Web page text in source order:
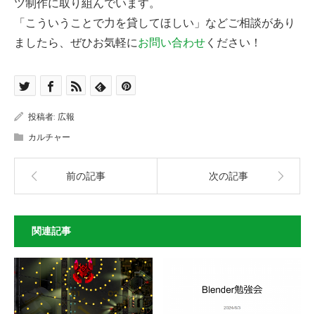
ツ制作に取り組んでいます。
「こういうことで力を貸してほしい」などご相談があり
ましたら、ぜひお気軽にお問い合わせ ください！
投稿者: 広報
カルチャー
前の記事 次の記事
関連記事